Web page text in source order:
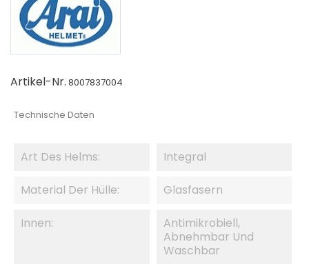
Artikel-Nr. 8007837004
Technische Daten
Art Des Helms: Integral
Material Der Hülle: Glasfasern
Innen:
Antimikrobiell,
Abnehmbar Und
Waschbar